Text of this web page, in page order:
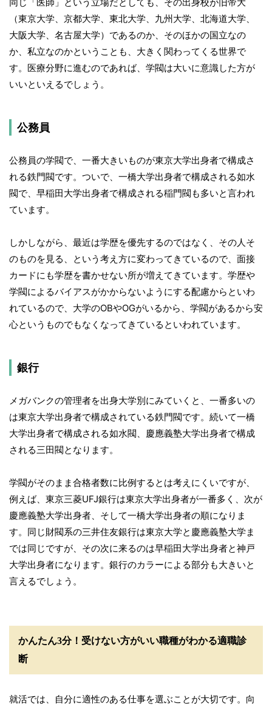
同じ「医師」という立場だとしても、その出身校が旧帝大
（東京大学、京都大学、東北大学、九州大学、北海道大学、
大阪大学、名古屋大学）であるのか、そのほかの国立なの
か、私立なのかということも、大きく関わってくる世界で
す。医療分野に進むのであれば、学閥は大いに意識した方が
いいといえるでしょう。
公務員
公務員の学閥で、一番大きいものが東京大学出身者で構成さ
れる鉄門閥です。ついで、一橋大学出身者で構成される如水
閥で、早稲田大学出身者で構成される稲門閥も多いと言われ
ています。
しかしながら、最近は学歴を優先するのではなく、その人そ
のものを見る、という考え方に変わってきているので、面接
カードにも学歴を書かせない所が増えてきています。学歴や
学閥によるバイアスがかからないようにする配慮からといわ
れているので、大学のOBやOGがいるから、学閥があるから安
心というものでもなくなってきているといわれています。
銀行
メガバンクの管理者を出身大学別にみていくと、一番多いの
は東京大学出身者で構成されている鉄門閥です。続いて一橋
大学出身者で構成される如水閥、慶應義塾大学出身者で構成
される三田閥となります。
学閥がそのまま合格者数に比例するとは考えにくいですが、
例えば、東京三菱UFJ銀行は東京大学出身者が一番多く、次が
慶應義塾大学出身者、そして一橋大学出身者の順になりま
す。同じ財閥系の三井住友銀行は東京大学と慶應義塾大学ま
では同じですが、その次に来るのは早稲田大学出身者と神戸
大学出身者になります。銀行のカラーによる部分も大きいと
言えるでしょう。
かんたん3分！受けない方がいい職種がわかる適職診
断
就活では、自分に適性のある仕事を選ぶことが大切です。向